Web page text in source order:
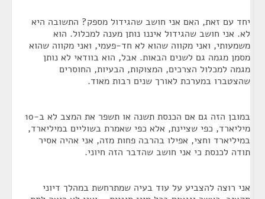
יחד עם זאת, האם אני חושב שהגידול מספק? התשובה היא
לא. אני חושב שהגידול איננו נותן מענה למכלול. הוא
משמעותי, ואני מקווה שהוא לא חד-פעמי, ואני מקווה שהוא
מסמן מגמה גם לשנים הבאות. אבל, הוא בוודאי לא נותן
מגמה למכלול הצרכים, המצוקות, הבעיות, החוסרים
שהצטברו במערכת לאורך שנים רבות מאוד.
במובן הזה גם אם הכנסת תשנה או תשפר את המצב לא ב-10
מיליארד, כפי שציינת, אלא כפי שאמרת בשוליים במיליארד,
במיליארד וחצי, אפילו בהרבה פחות מזה, אני אהיה אסיר
תודה לכנסת כי אני חושב שהדבר הזה חיוני.
אני רוצה להצביע על עוד בעיה שמתרחשת במהלך דיוני